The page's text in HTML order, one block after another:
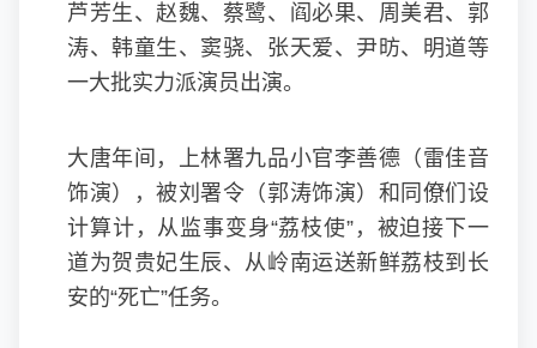
芦芳生、赵魏、蔡鹭、阎必果、周美君、郭
涛、韩童生、窦骁、张天爱、尹昉、明道等
一大批实力派演员出演。
大唐年间，上林署九品小官李善德（雷佳音
饰演），被刘署令（郭涛饰演）和同僚们设
计算计，从监事变身“荔枝使”，被迫接下一
道为贺贵妃生辰、从岭南运送新鲜荔枝到长
安的“死亡”任务。